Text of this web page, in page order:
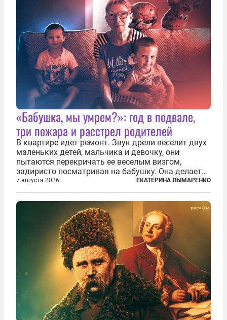
«Бабушка, мы умрем?»: год в подвале,
три пожара и расстрел родителей
В квартире идет ремонт. Звук дрели веселит двух
маленьких детей, мальчика и девочку, они
пытаются перекричать ее веселым визгом,
задиристо посматривая на бабушку. Она делает
им замечание, но внуки чувствуют, что она
сердится невсерьез. И это правда: дрель, конечно,
сверлит противно, но всё...
7 августа 2026 ЕКАТЕРИНА ЛЫМАРЕНКО